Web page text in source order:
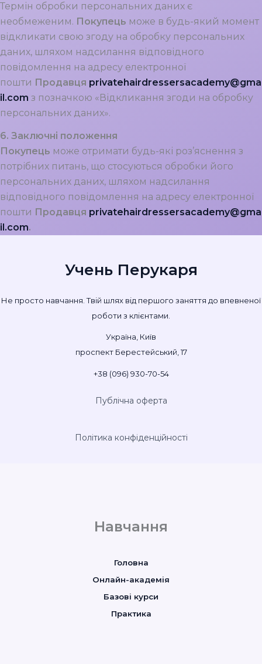
Термін обробки персональних даних є
необмеженим. Покупець може в будь-який момент
відкликати свою згоду на обробку персональних
даних, шляхом надсилання відповідного
повідомлення на адресу електронної
пошти Продавця privatehairdressersacademy@gma
il.com з позначкою «Відкликання згоди на обробку
персональних даних».
6. Заключні положення
Покупець може отримати будь-які роз’яснення з
потрібних питань, що стосуються обробки його
персональних даних, шляхом надсилання
відповідного повідомлення на адресу електронної
пошти Продавця privatehairdressersacademy@gma
il.com.
Учень Перукаря
Не просто навчання. Твій шлях від першого заняття до впевненої
роботи з клієнтами.
Україна, Київ
проспект Берестейський, 17
+38 (096) 930-70-54
Публічна оферта
Політика конфіденційності
Навчання
Головна
Онлайн-академія
Базові курси
Практика